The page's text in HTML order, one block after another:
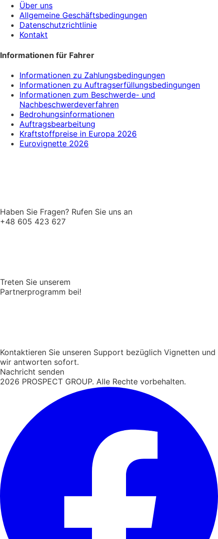
Über uns
Allgemeine Geschäftsbedingungen
Datenschutzrichtlinie
Kontakt
Informationen für Fahrer
Informationen zu Zahlungsbedingungen
Informationen zu Auftragserfüllungsbedingungen
Informationen zum Beschwerde- und
Nachbeschwerdeverfahren
Bedrohungsinformationen
Auftragsbearbeitung
Kraftstoffpreise in Europa 2026
Eurovignette 2026
Haben Sie Fragen? Rufen Sie uns an
+48 605 423 627
Treten Sie unserem
Partnerprogramm bei!
Kontaktieren Sie unseren Support bezüglich Vignetten und
wir antworten sofort.
Nachricht senden
2026 PROSPECT GROUP. Alle Rechte vorbehalten.